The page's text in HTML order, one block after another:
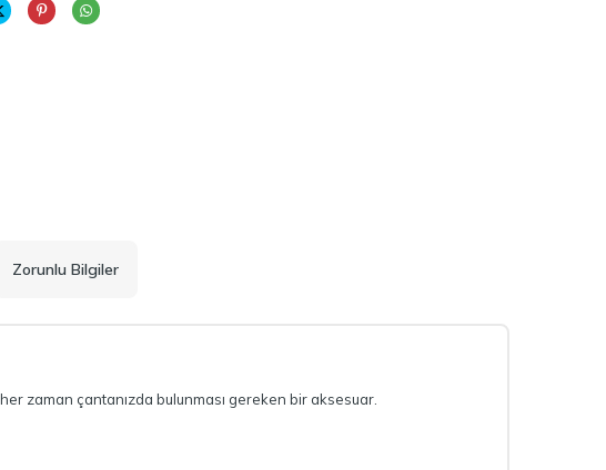
Zorunlu Bilgiler
her zaman çantanızda bulunması gereken bir aksesuar.